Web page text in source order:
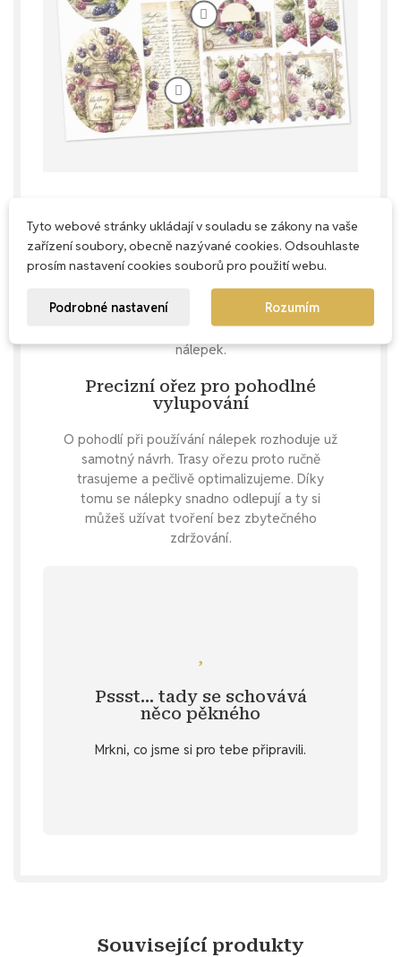
Každý milimetr má smysl
Naše aršíky navrhujeme s důrazem na
praktičnost – snažíme se využít každé
místečko, abys u nás nekupovala zbytečně
prázdný papír, ale dostala maximum krásných
nálepek.
Precizní ořez pro pohodlné
vylupování
O pohodlí při používání nálepek rozhoduje už
samotný návrh. Trasy ořezu proto ručně
trasujeme a pečlivě optimalizujeme. Díky
tomu se nálepky snadno odlepují a ty si
můžeš užívat tvoření bez zbytečného
zdržování.
Pssst… tady se schovává
něco pěkného
Mrkni, co jsme si pro tebe připravili.
stažení
u vybraných produktů v záložce
Specifikace. 💌 Nebo potřebuješ doplnit
Související produkty
Tyto webové stránky ukládají v souladu se zákony na vaše
zařízení soubory, obecně nazývané cookies. Odsouhlaste
prosím nastavení cookies souborů pro použití webu.
Podrobné nastavení Rozumím